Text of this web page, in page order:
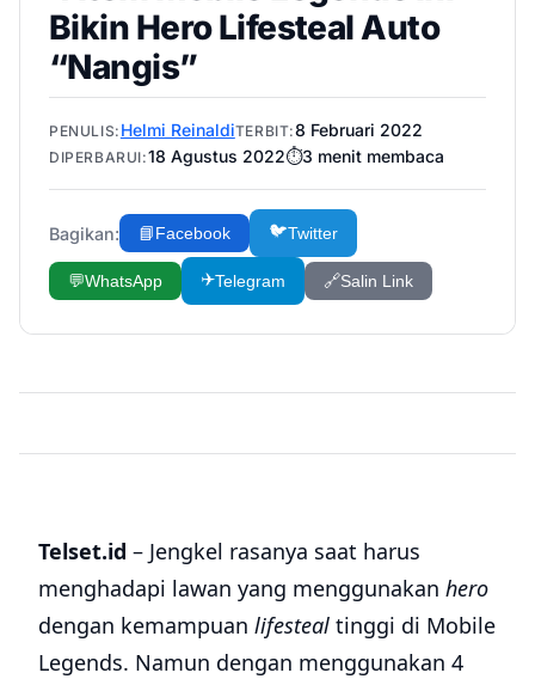
Bikin Hero Lifesteal Auto
“Nangis”
PENULIS: Helmi ReinaldiTERBIT:8 Februari 2022
DIPERBARUI:18 Agustus 2022⏱️3 menit membaca
Bagikan: 📘Facebook 🐦Twitter
💬WhatsApp ✈️Telegram 🔗Salin Link
Telset.id – Jengkel rasanya saat harus
menghadapi lawan yang menggunakan hero
dengan kemampuan lifesteal tinggi di Mobile
Legends. Namun dengan menggunakan 4